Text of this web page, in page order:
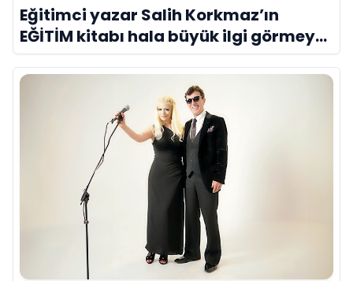
Eğitimci yazar Salih Korkmaz’ın
EĞİTİM kitabı hala büyük ilgi görmeye
devam ediyor